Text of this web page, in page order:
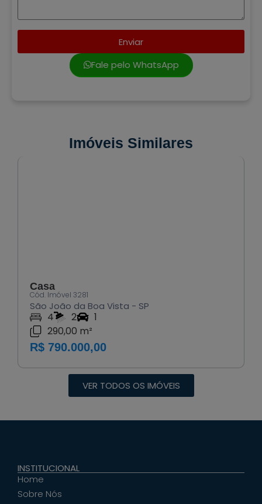
Enviar
Fale pelo WhatsApp
Imóveis Similares
Casa
Cód. Imóvel 3281
São João da Boa Vista - SP
4 2
1
290,00 m²
R$ 790.000,00
VER TODOS OS IMÓVEIS
INSTITUCIONAL
Home
Sobre Nós